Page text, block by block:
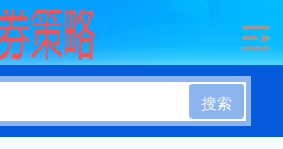
搜索